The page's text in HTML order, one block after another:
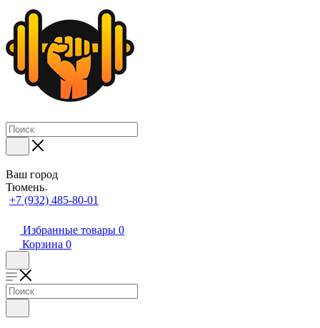
Ваш город
Тюмень
+7 (932) 485-80-01
Избранные товары 0
Корзина 0